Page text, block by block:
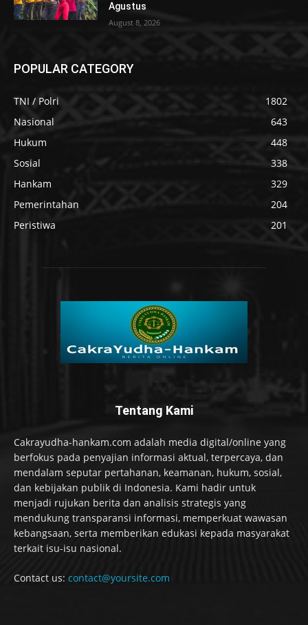
Agustus
August 8, 2026
POPULAR CATEGORY
TNI / Polri
1802
Nasional
643
Hukum
448
Sosial
338
Hankam
329
Pemerintahan
204
Peristiwa
201
Tentang Kami
Cakrayudha-hankam.com adalah media digital/online yang
berfokus pada penyajian informasi aktual, terpercaya, dan
mendalam seputar pertahanan, keamanan, hukum, sosial,
dan kebijakan publik di Indonesia. Kami hadir untuk
menjadi rujukan berita dan analisis strategis yang
mendukung transparansi informasi, memperkuat wawasan
kebangsaan, serta memberikan edukasi kepada masyarakat
terkait isu-isu nasional.
Contact us: contact@yoursite.com